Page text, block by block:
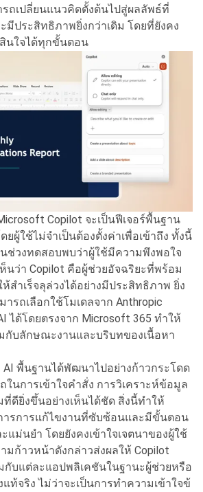
ถเปลี่ยนแนวคิดตั้งต้นไปสู่ผลลัพธ์ที่
มีประสิทธิภาพยิ่งกว่าเดิม โดยที่ยังคง
นใจได้ทุกขั้นตอน
Copilot จะเป็นฟีเจอร์พื้นฐาน
ยผู้ใช้ไม่จำเป็นต้องตั้งค่าเพื่อเข้าถึง ทั้งนี้
ช่วงทดสอบพบว่าผู้ใช้มีความพึงพอใจ
นว่า Copilot คือผู้ช่วยอัจฉริยะที่พร้อม
สำเร็จลุล่วงได้อย่างมีประสิทธิภาพ ยิ่ง
ารถเลือกใช้โมเดลจาก Anthropic
ได้โดยตรงจาก Microsoft 365 ทำให้
กับลักษณะงานและบริบทของเนื้อหา
AI พื้นฐานได้พัฒนาไปอย่างก้าวกระโดด
ในการเข้าใจคำสั่ง การวิเคราะห์ข้อมูล
ที่ดียิ่งขึ้นอย่างเห็นได้ชัด สิ่งนี้ทำให้
ารการแก้ไขงานที่ซับซ้อนและมีขั้นตอน
แม่นยำ โดยยังคงเข้าใจเจตนาของผู้ใช้
มก้าวหน้าดังกล่าวส่งผลให้ Copilot
กับแต่ละแอปพลิเคชันในฐานะผู้ช่วยหรือ
ท้จริง ไม่ว่าจะเป็นการทำความเข้าใจข้